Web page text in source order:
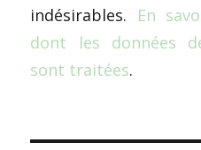
indésirables. En
dont les données
sont traitées.